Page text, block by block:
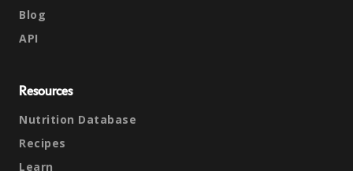
Blog
API
Resources
Nutrition Database
Recipes
Learn